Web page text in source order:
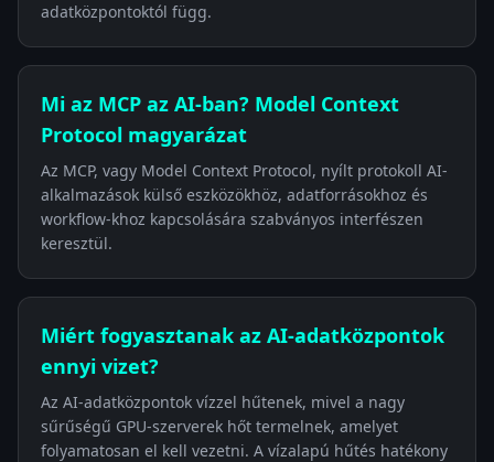
adatközpontoktól függ.
Mi az MCP az AI-ban? Model Context
Protocol magyarázat
Az MCP, vagy Model Context Protocol, nyílt protokoll AI-
alkalmazások külső eszközökhöz, adatforrásokhoz és
workflow-khoz kapcsolására szabványos interfészen
keresztül.
Miért fogyasztanak az AI-adatközpontok
ennyi vizet?
Az AI-adatközpontok vízzel hűtenek, mivel a nagy
sűrűségű GPU-szerverek hőt termelnek, amelyet
folyamatosan el kell vezetni. A vízalapú hűtés hatékony